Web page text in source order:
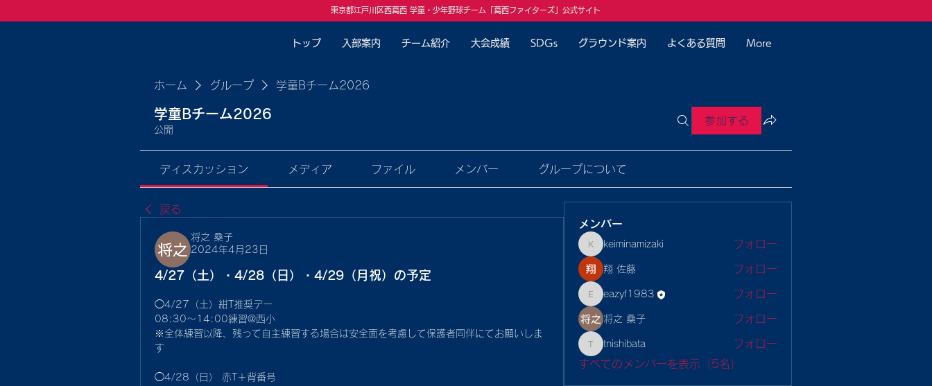
トップ 入部案内 チーム紹介 大会成績 SDGs グラウンド案内 よくある質問 More
東京都江戸川区西葛西 学童・少年野球チーム「葛西ファイターズ」公式サイト
ホーム グループ 学童Bチーム2026
学童Bチーム2026
公開
参加する
ディスカッション メディア ファイル メンバー グループについて
戻る
将之 桑子
2024年4月23日
4/27（土）・4/28（日）・4/29（月祝）の予定
◯4/27（土）紺T推奨デー
08:30〜14:00練習@西小
※全体練習以降、残って自主練習する場合は安全面を考慮して保護者同伴にてお願いしま
す
◯4/28（日） 赤T＋背番号
メンバー
keiminamizaki
keiminamizaki フォロー
翔 佐藤 フォロー
eazyf1983
eazyf1983 フォロー
将之 桑子 フォロー
tnishibata
tnishibata
フォロー
すべてのメンバーを表示（5名）